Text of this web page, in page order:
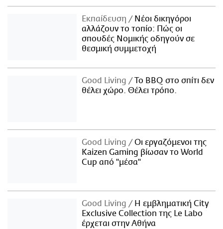
Εκπαίδευση
Νέοι δικηγόροι
αλλάζουν το τοπίο: Πώς οι
σπουδές Νομικής οδηγούν σε
θεσμική συμμετοχή
Good Living
Το BBQ στο σπίτι δεν
θέλει χώρο. Θέλει τρόπο.
Good Living
Οι εργαζόμενοι της
Kaizen Gaming βίωσαν το World
Cup από "μέσα"
Good Living
Η εμβληματική City
Exclusive Collection της Le Labo
έρχεται στην Αθήνα